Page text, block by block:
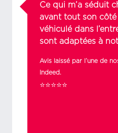
Ce qui m’a séduit
avant tout son
véhiculé dans
sont adaptées à
Avis laissé par l’une de
Indeed.
⭐⭐⭐⭐⭐